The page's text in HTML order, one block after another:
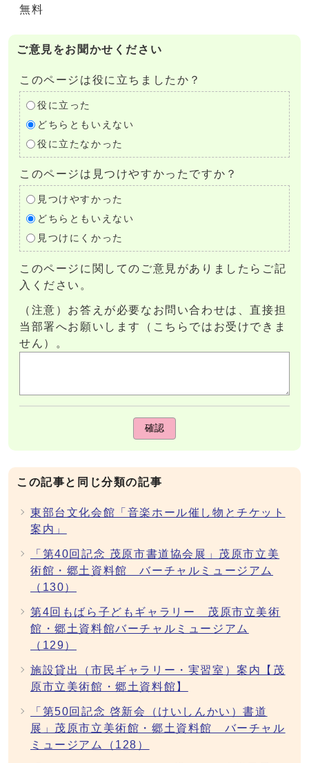
無料
ご意見をお聞かせください
このページは役に立ちましたか？
役に立った
どちらともいえない
役に立たなかった
このページは見つけやすかったですか？
見つけやすかった
どちらともいえない
見つけにくかった
このページに関してのご意見がありましたらご記
入ください。
（注意）お答えが必要なお問い合わせは、直接担
当部署へお願いします（こちらではお受けできま
せん）。
確認
この記事と同じ分類の記事
東部台文化会館「音楽ホール催し物とチケット
案内」
「第40回記念 茂原市書道協会展」茂原市立美
術館・郷土資料館 バーチャルミュージアム
（130）
第4回もばら子どもギャラリー 茂原市立美術
館・郷土資料館バーチャルミュージアム
（129）
施設貸出（市民ギャラリー・実習室）案内【茂
原市立美術館・郷土資料館】
「第50回記念 啓新会（けいしんかい）書道
展」茂原市立美術館・郷土資料館 バーチャル
ミュージアム（128）